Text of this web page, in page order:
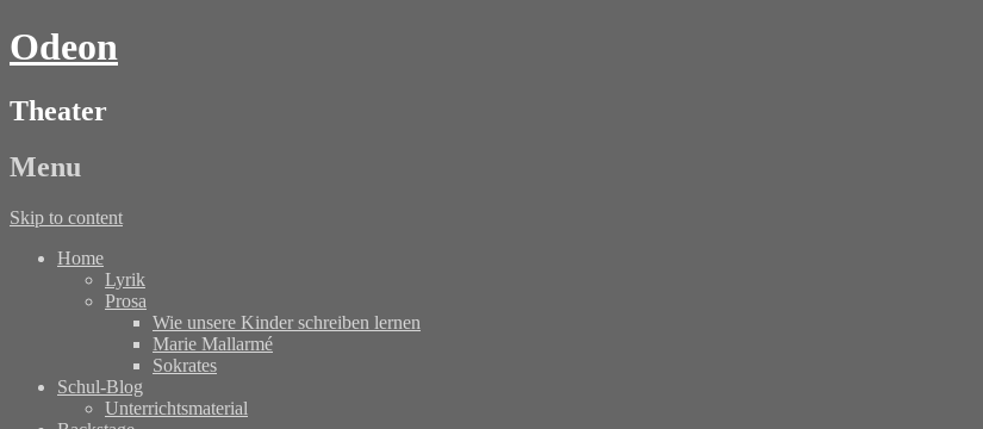
Odeon
Theater
Menu
Skip to content
Home
Lyrik
Prosa
Wie unsere Kinder schreiben lernen
Marie Mallarmé
Sokrates
Schul-Blog
Unterrichtsmaterial